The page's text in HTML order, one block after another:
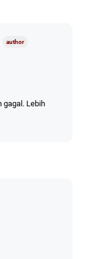
gagal. Lebih